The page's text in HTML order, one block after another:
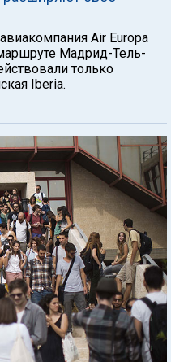
Air Europa
Мадрид-Тель-
только
Iberia.